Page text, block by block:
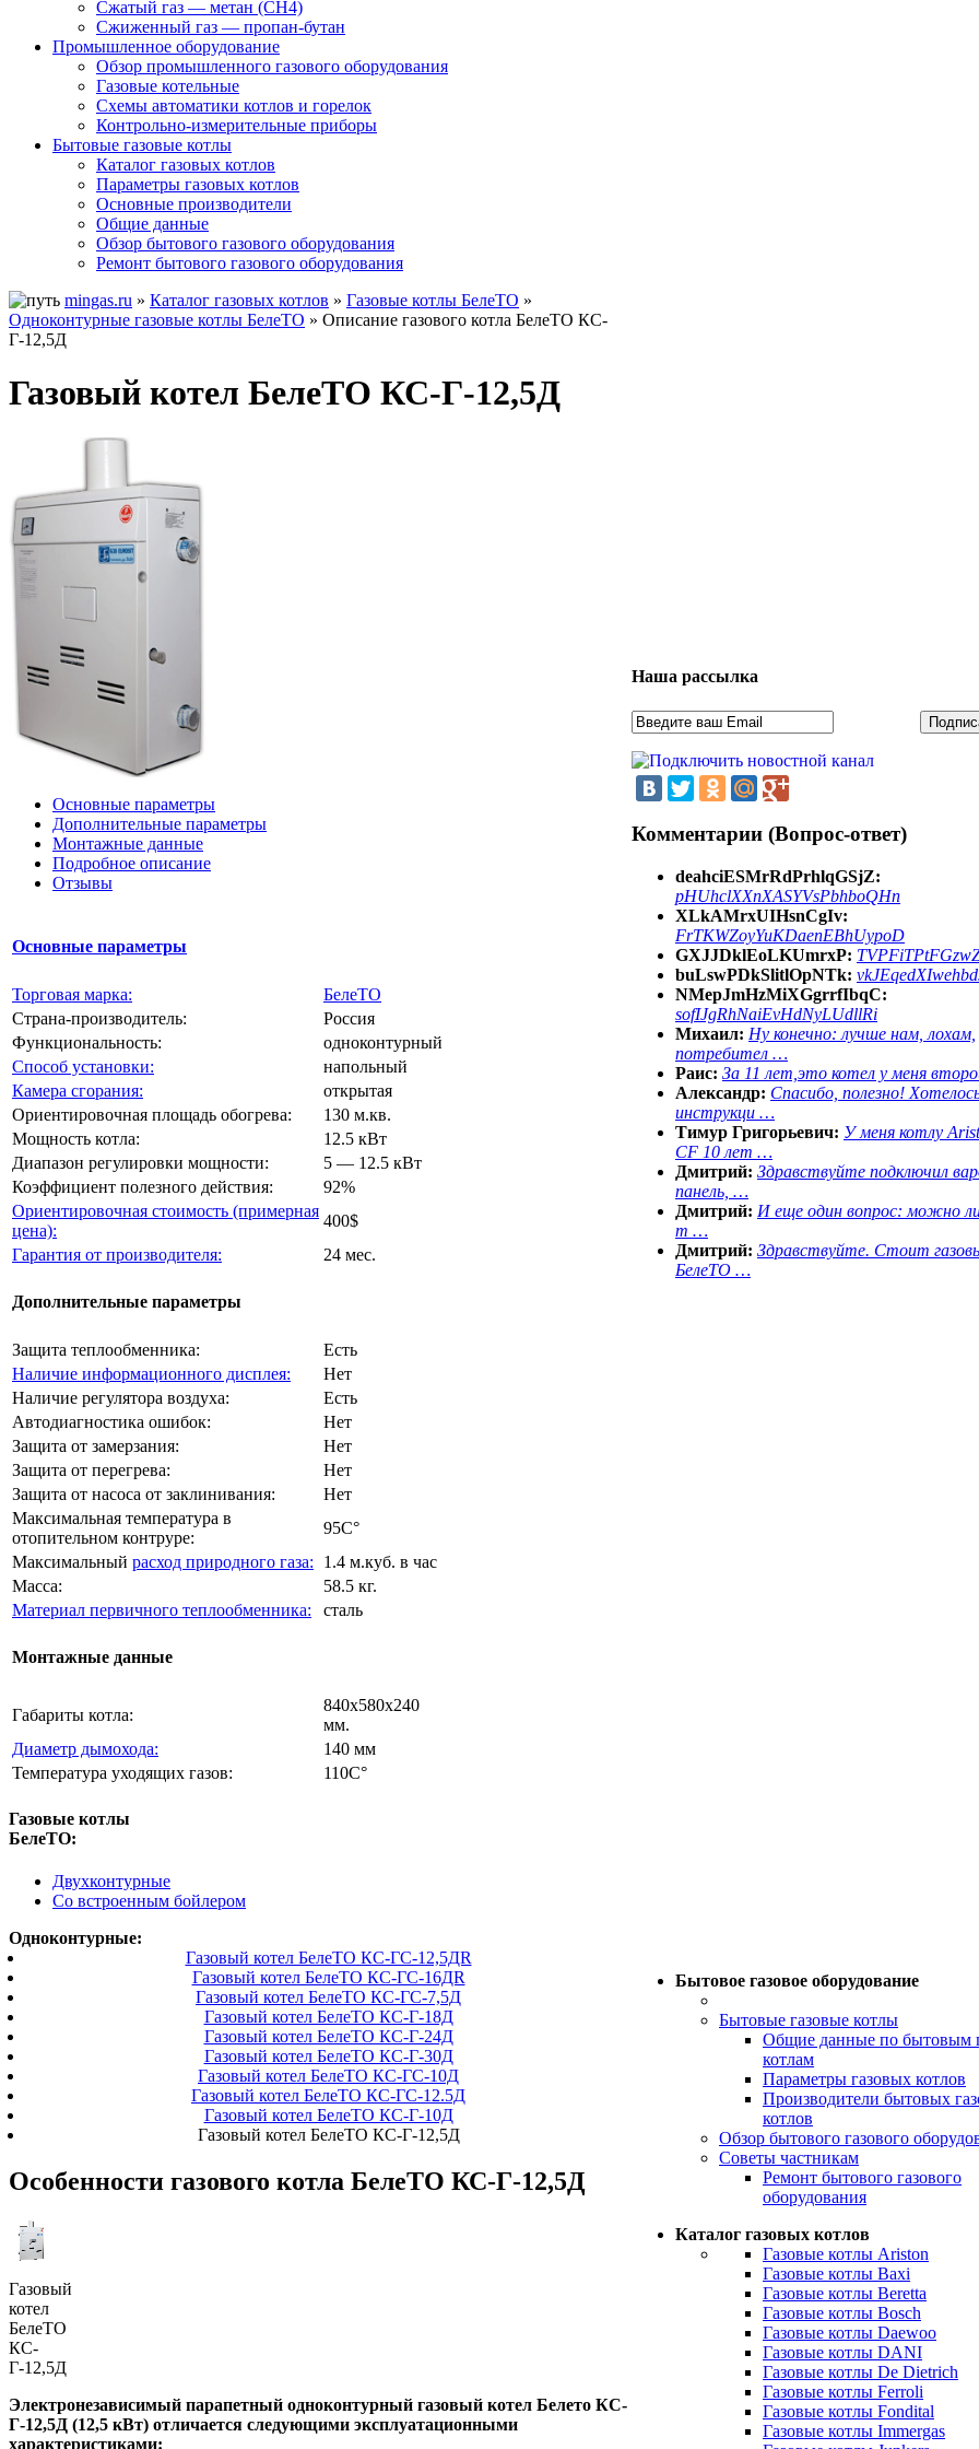
Сжатый газ — метан (CH4)
Сжиженный газ — пропан-бутан
Промышленное оборудование
Обзор промышленного газового оборудования
Газовые котельные
Схемы автоматики котлов и горелок
Контрольно-измерительные приборы
Бытовые газовые котлы
Каталог газовых котлов
Параметры газовых котлов
Основные производители
Общие данные
Обзор бытового газового оборудования
Ремонт бытового газового оборудования
mingas.ru » Каталог газовых котлов » Газовые котлы БелеТО »
Одноконтурные газовые котлы БелеТО » Описание газового котла БелеТО КС-
Г-12,5Д
Газовый котел БелеТО КС-Г-12,5Д
Основные параметры
Дополнительные параметры
Монтажные данные
Подробное описание
Отзывы
Основные параметры
Торговая марка:
БелеТО
Страна-производитель:
Россия
Функциональность:
одноконтурный
Способ установки:
напольный
Камера сгорания:
открытая
Ориентировочная площадь обогрева:
130 м.кв.
Мощность котла:
12.5 кВт
Диапазон регулировки мощности:
5 — 12.5 кВт
Коэффициент полезного действия:
92%
Ориентировочная стоимость (примерная
цена):
400$
Гарантия от производителя:
24 мес.
Дополнительные параметры
Защита теплообменника:
Есть
Наличие информационного дисплея:
Нет
Наличие регулятора воздуха:
Есть
Автодиагностика ошибок:
Нет
Защита от замерзания:
Нет
Защита от перегрева:
Нет
Защита от насоса от заклинивания:
Нет
Максимальная температура в
отопительном контруре:
95C°
Максимальный расход природного газа:
1.4 м.куб. в час
Масса:
58.5 кг.
Материал первичного теплообменника:
сталь
Монтажные данные
Габариты котла:
840х580х240
мм.
Диаметр дымохода:
140 мм
Температура уходящих газов:
110C°
Газовые котлы
БелеТО:
Двухконтурные
Со встроенным бойлером
Одноконтурные:
Газовый котел БелеТО КС-ГС-12,5ДR
Газовый котел БелеТО КС-ГС-16ДR
Газовый котел БелеТО КС-ГС-7,5Д
Газовый котел БелеТО КС-Г-18Д
Газовый котел БелеТО КС-Г-24Д
Газовый котел БелеТО КС-Г-30Д
Газовый котел БелеТО КС-ГС-10Д
Газовый котел БелеТО КС-ГС-12.5Д
Газовый котел БелеТО КС-Г-10Д
Газовый котел БелеТО КС-Г-12,5Д
Особенности газового котла БелеТО КС-Г-12,5Д
Газовый
котел
БелеТО
КС-
Г-12,5Д
Электронезависимый парапетный одноконтурный газовый котел Белето КС-
Г-12,5Д (12,5 кВт) отличается следующими эксплуатационными
характеристиками:
Наша рассылка
Комментарии (Вопрос-ответ)
deahciESMrRdPrhlqGSjZ:
pHUhclXXnXASYVsPbhboQHn
XLkAMrxUIHsnCgIv:
FrTKWZoyYuKDaenEBhUypoD
GXJJDklEoLKUmrxP:
buLswPDkSlitlOpNTk:
NMepJmHzMiXGgrrfIbqC:
sofIJgRhNaiEvHdNyLUdllRi
Михаил: Ну конечно: лучше нам, лохам,
потребител …
Раис: За 11 лет,это котел у меня
Александр: Спасибо, полезно!
инструкци …
Тимур Григорьевич: У меня котлу
CF 10 лет …
Дмитрий: Здравствуйте подключил
панель, …
Дмитрий: И еще один вопрос: можно
т …
Дмитрий: Здравствуйте. Стоит
БелеТО …
Бытовое газовое оборудование
Бытовые газовые котлы
Общие данные по бытовым
котлам
Параметры газовых котлов
Производители бытовых
котлов
Обзор бытового газового
Советы частникам
Ремонт бытового газового
оборудования
Каталог газовых котлов
Газовые котлы Ariston
Газовые котлы Baxi
Газовые котлы Beretta
Газовые котлы Bosch
Газовые котлы Daewoo
Газовые котлы DANI
Газовые котлы De Dietrich
Газовые котлы Ferroli
Газовые котлы Fondital
Газовые котлы Immergas